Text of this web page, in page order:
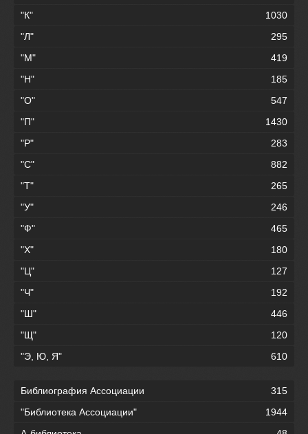
"К"
1030
"Л"
295
"М"
419
"Н"
185
"О"
547
"П"
1430
"Р"
283
"С"
882
"Т"
265
"У"
246
"Ф"
465
"Х"
180
"Ц"
127
"Ч"
192
"Ш"
446
"Щ"
120
"Э, Ю, Я"
610
Библиография Ассоциации
315
"Библиотека Ассоциации"
1944